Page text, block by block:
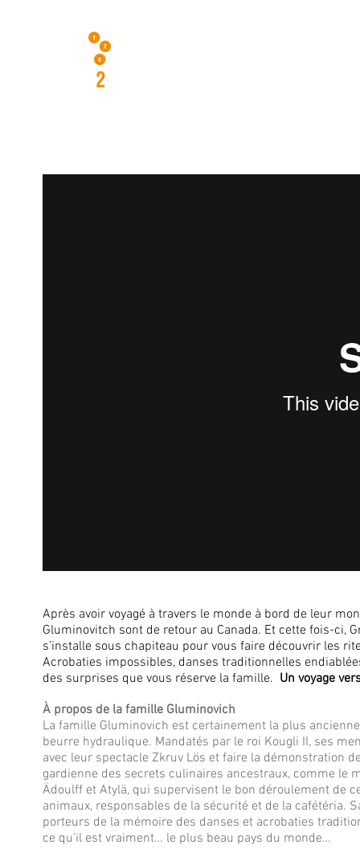
Après avoir voyagé à travers le monde à bord de leur
Gluminovitch sont de retour au Canada. Et cette fois-ci,
s’installe sous chapiteau pour vous faire découvrir les
Acrobaties impossibles, danses traditionnelles
des surprises que vous réserve la famille. Un voyage
À propos de la famille Gluminovich
La famille Gluminovich est certainement la plus
beurre hydraulique. Mandatés par le roi Kougli II, ses
avec leur spectacle Zkruv Lös et faire la démonstration
gardienne des secrets culinaires ancestraux, comme le
Ädoulff et Atylä, qui supervisent le bon déroulement de
animaux, responsables de la sécurité et de la cafétéria.
porteurs de la mémoire des danses et acrobaties
ce qu’il est vraiment… le plus beau pays du monde…